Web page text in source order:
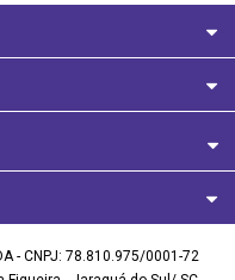
- CNPJ: 78.810.975/0001-72